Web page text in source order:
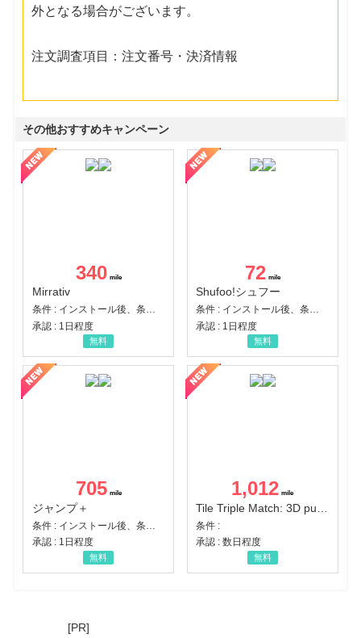
外となる場合がございます。
注文調査項目：注文番号・決済情報
その他おすすめキャンペーン
340
Mirrativ
条件 : インストール後、条件達成
承認 : 1日程度
無料
72
Shufoo!シュフー
条件 : インストール後、条件達成
承認 : 1日程度
無料
705
ジャンプ＋
承認 : 1日程度
無料
1,012
条件 :
承認 : 数日程度
無料
[PR]